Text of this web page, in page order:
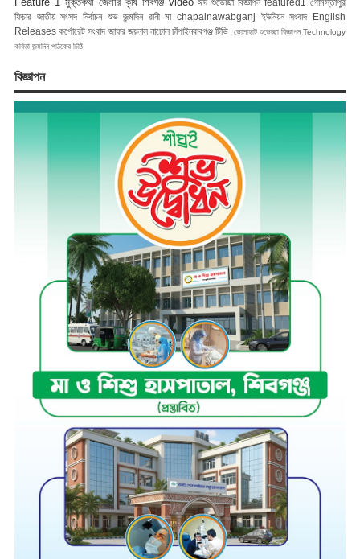
ঈদ শুভেচ্ছা বিজ্ঞাপন featured1
গোমস্তাপুর
ফিচার জাতীয় সংসদ নির্বাচন শুভ জন্মদিন রানী মা chapainawabganj ইউনিয়ন সংবাদ
English
Releases কর্পোরেট সংবাদ জাফর জয়নাল নাচোল চাঁপাইনবাবগঞ্জ টিভি ভোলাহাট শুভেচ্ছা বিজ্ঞাপন Technology
কবিতা জন্মদিন পাঠকের চিঠি
বিজ্ঞাপন